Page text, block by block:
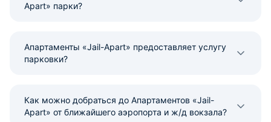
Apart» парки?
Апартаменты «Jail-Apart» предоставляет услугу
парковки?
Как можно добраться до Апартаментов «Jail-
Apart» от ближайшего аэропорта и ж/д вокзала?